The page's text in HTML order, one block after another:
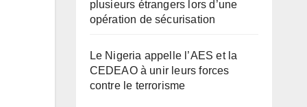
plusieurs étrangers lors d’une
opération de sécurisation
Le Nigeria appelle l’AES et la
CEDEAO à unir leurs forces
contre le terrorisme